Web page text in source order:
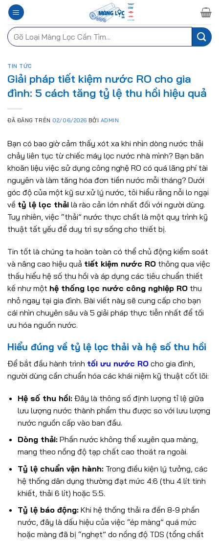
Chuyển
đến
nội
dung
Tìm
kiếm:
TIN TỨC
Giải pháp tiết kiệm nước RO cho gia
đình: 5 cách tăng tỷ lệ thu hồi hiệu quả
ĐÃ ĐĂNG TRÊN 02/06/2026 BỞI ADMIN
Bạn có bao giờ cảm thấy xót xa khi nhìn dòng nước thải
chảy liên tục từ chiếc máy lọc nước nhà mình? Bạn băn
khoăn liệu việc sử dụng công nghệ RO có quá lãng phí tài
nguyên và làm tăng hóa đơn tiền nước mỗi tháng? Dưới
góc độ của một kỹ sư xử lý nước, tôi hiểu rằng nỗi lo ngại
về tỷ lệ lọc thải là rào cản lớn nhất đối với người dùng.
Tuy nhiên, việc “thải” nước thực chất là một quy trình kỹ
thuật tất yếu để duy trì sự sống cho thiết bị.
Tin tốt là chúng ta hoàn toàn có thể chủ động kiểm soát
và nâng cao hiệu quả tiết kiệm nước RO thông qua việc
thấu hiểu hệ số thu hồi và áp dụng các tiêu chuẩn thiết
kế như một hệ thống lọc nước công nghiệp RO thu
nhỏ ngay tại gia đình. Bài viết này sẽ cung cấp cho bạn
cái nhìn chuyên sâu và 5 giải pháp thực tiễn nhất để tối
ưu hóa nguồn nước.
Hiểu đúng về tỷ lệ lọc thải và hệ số thu hồi
Để bắt đầu hành trình tối ưu nước RO cho gia đình,
người dùng cần chuẩn hóa các khái niệm kỹ thuật cốt lõi:
Hệ số thu hồi:Đây là thông số định lượng tỉ lệ giữa
lưu lượng nước thành phẩm thu được so với lưu lượng
nước nguồn cấp vào ban đầu.
Dòng thải:Phần nước không thể xuyên qua màng,
mang theo nồng độ tạp chất cao thoát ra ngoài.
Tỷ lệ chuẩn vận hành:Trong điều kiện lý tưởng, các
hệ thống dân dụng thường đạt mức 4:6 (thu 4 lít tinh
khiết, thải 6 lít) hoặc 5:5.
Tỷ lệ báo động:Khi hệ thống thải ra đến 8-9 phần
nước, đây là dấu hiệu của việc “ép màng” quá mức
hoặc màng đã bị “nghẹt” do nồng độ TDS (tổng chất